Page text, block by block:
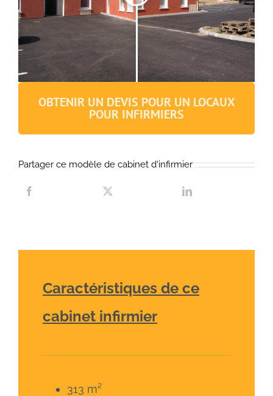
OBTENIR UN DEVIS POUR UN LOCAUX
POUR INFIRMIERS
Partager ce modèle de cabinet d'infirmier
Caractéristiques de ce
cabinet infirmier
313 m²